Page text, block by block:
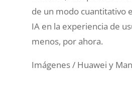
de un modo cuantitativo
IA en la experiencia de
menos, por ahora.
Imágenes / Huawei y